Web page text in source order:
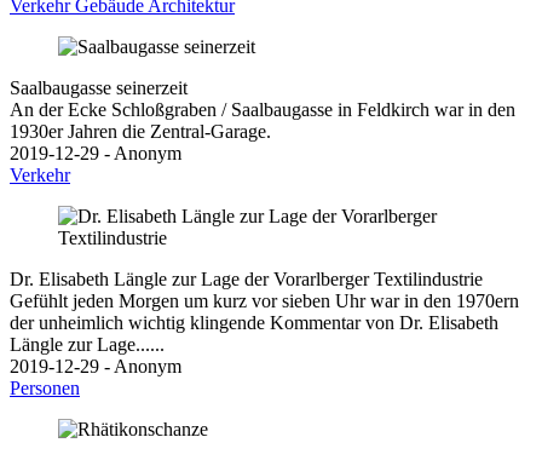
VerkehrGebäude Architektur
Saalbaugasse seinerzeit
An der Ecke Schloßgraben / Saalbaugasse in Feldkirch war in den
1930er Jahren die Zentral-Garage.
2019-12-29 - Anonym
Verkehr
Dr. Elisabeth Längle zur Lage der Vorarlberger Textilindustrie
Gefühlt jeden Morgen um kurz vor sieben Uhr war in den 1970ern
der unheimlich wichtig klingende Kommentar von Dr. Elisabeth
Längle zur Lage......
2019-12-29 - Anonym
Personen